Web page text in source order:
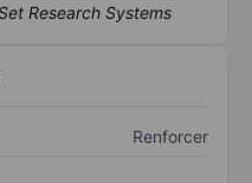
Renforcer